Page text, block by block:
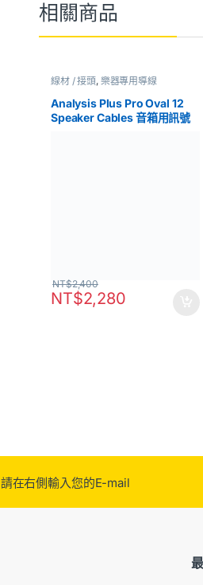
相關商品
線材 / 接頭, 樂器專用導線
Analysis Plus Pro Oval 12
Speaker Cables 音箱用訊號
NT$2,280
NT$2,400
請在右側輸入您的E-mail